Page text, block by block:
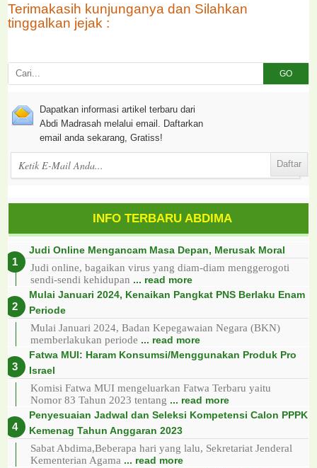
Terimakasih kunjunganya dan Silahkan
tinggalkan jejak :
GO
Dapatkan informasi artikel terbaru dari
Abdi Madrasah melalui email. Daftarkan
email anda sekarang, Gratiss!
INFO TERBARU ABDIMA
Judi Online Mengancam Masa Depan, Merusak Moral
Judi online, bagaikan virus yang diam-diam menggerogoti
sendi-sendi kehidupan ... read more
Mulai Januari 2024, Kenaikan Pangkat PNS Berlaku Enam
Periode
Mulai Januari 2024, Badan Kepegawaian Negara (BKN)
memberlakukan periode ... read more
Fatwa MUI: Haram Konsumsi/Menggunakan Produk Pro
Israel
Komisi Fatwa MUI mengeluarkan Fatwa Terbaru yaitu
Nomor 83 Tahun 2023 tentang ... read more
Penyesuaian Jadwal dan Seleksi Kompetensi Calon PPPK
Kemenag Tahun Anggaran 2023
Sabat Abdima,Beberapa hari yang lalu, Sekretariat Jenderal
Kementerian Agama ... read more